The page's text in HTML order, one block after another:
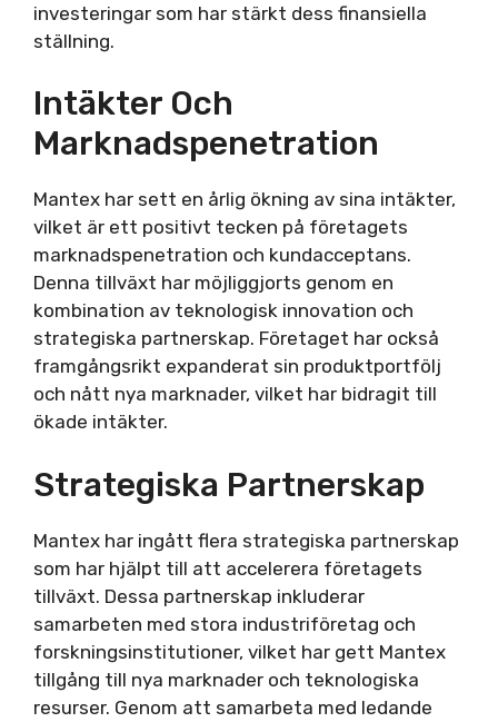
investeringar som har stärkt dess finansiella
ställning.
Intäkter Och
Marknadspenetration
Mantex har sett en årlig ökning av sina intäkter,
vilket är ett positivt tecken på företagets
marknadspenetration och kundacceptans.
Denna tillväxt har möjliggjorts genom en
kombination av teknologisk innovation och
strategiska partnerskap. Företaget har också
framgångsrikt expanderat sin produktportfölj
och nått nya marknader, vilket har bidragit till
ökade intäkter.
Strategiska Partnerskap
Mantex har ingått flera strategiska partnerskap
som har hjälpt till att accelerera företagets
tillväxt. Dessa partnerskap inkluderar
samarbeten med stora industriföretag och
forskningsinstitutioner, vilket har gett Mantex
tillgång till nya marknader och teknologiska
resurser. Genom att samarbeta med ledande